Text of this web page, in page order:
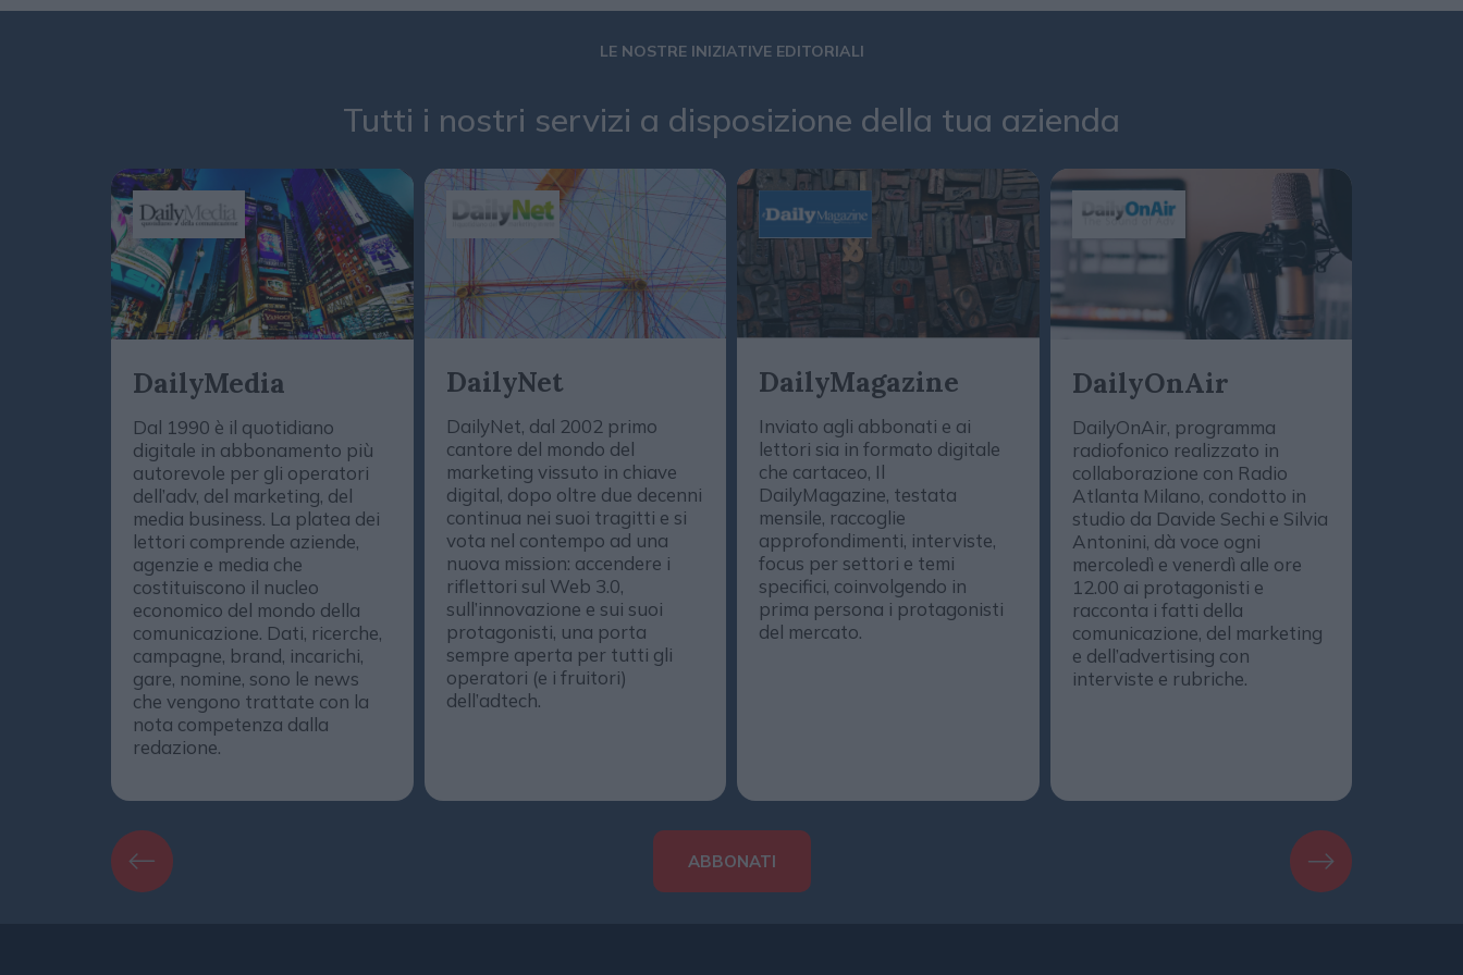
LE NOSTRE INIZIATIVE EDITORIALI
Tutti i nostri servizi a disposizione della tua azienda
DailyMedia
Dal 1990 è il quotidiano
digitale in abbonamento più
autorevole per gli operatori
dell’adv, del marketing, del
media business. La platea dei
lettori comprende aziende,
agenzie e media che
costituiscono il nucleo
economico del mondo della
comunicazione. Dati, ricerche,
campagne, brand, incarichi,
gare, nomine, sono le news
che vengono trattate con la
nota competenza dalla
redazione.
DailyNet
DailyNet, dal 2002 primo
cantore del mondo del
marketing vissuto in chiave
digital, dopo oltre due decenni
continua nei suoi tragitti e si
vota nel contempo ad una
nuova mission: accendere i
riflettori sul Web 3.0,
sull’innovazione e sui suoi
protagonisti, una porta
sempre aperta per tutti gli
operatori (e i fruitori)
dell’adtech.
DailyMagazine
Inviato agli abbonati e ai
lettori sia in formato digitale
che cartaceo, Il
DailyMagazine, testata
mensile, raccoglie
approfondimenti, interviste,
focus per settori e temi
specifici, coinvolgendo in
prima persona i protagonisti
del mercato.
DailyOnAir
DailyOnAir, programma
radiofonico realizzato in
collaborazione con Radio
Atlanta Milano, condotto in
studio da Davide Sechi e Silvia
Antonini, dà voce ogni
mercoledì e venerdì alle ore
12.00 ai protagonisti e
racconta i fatti della
comunicazione, del marketing
e dell’advertising con
interviste e rubriche.
ABBONATI